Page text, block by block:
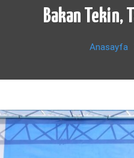
Bakan Tekin,
Anasayfa